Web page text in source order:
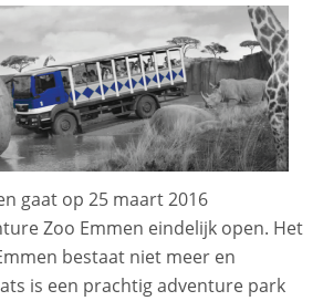
gaat op 25 maart 2016
Zoo Emmen eindelijk open. Het
bestaat niet meer en
is een prachtig adventure park